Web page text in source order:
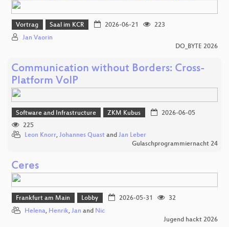
Vortrag Saal im KCR 2026-06-21
223
Jan Vaorin
DO_BYTE 2026
Communication without Borders: Cross-
Platform VoIP
Software and Infrastructure ZKM Kubus
2026-06-05
225
Leon Knorr, Johannes Quast and Jan Leber
Gulaschprogrammiernacht 24
Ceres
Frankfurt am Main Lobby 2026-05-31
32
Helena, Henrik, Jan and Nic
Jugend hackt 2026